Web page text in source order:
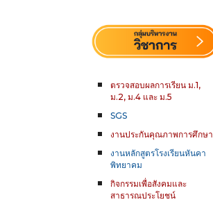
ตรวจสอบผลการเรียนม.1,
ม.2, ม.4 และ ม.5
SGS
งานประกันคุณภาพการศึกษา
งานหลักสูตรโรงเรียนหันคา
พิทยาคม
กิจกรรมเพื่อสังคมและ
สาธารณประโยชน์